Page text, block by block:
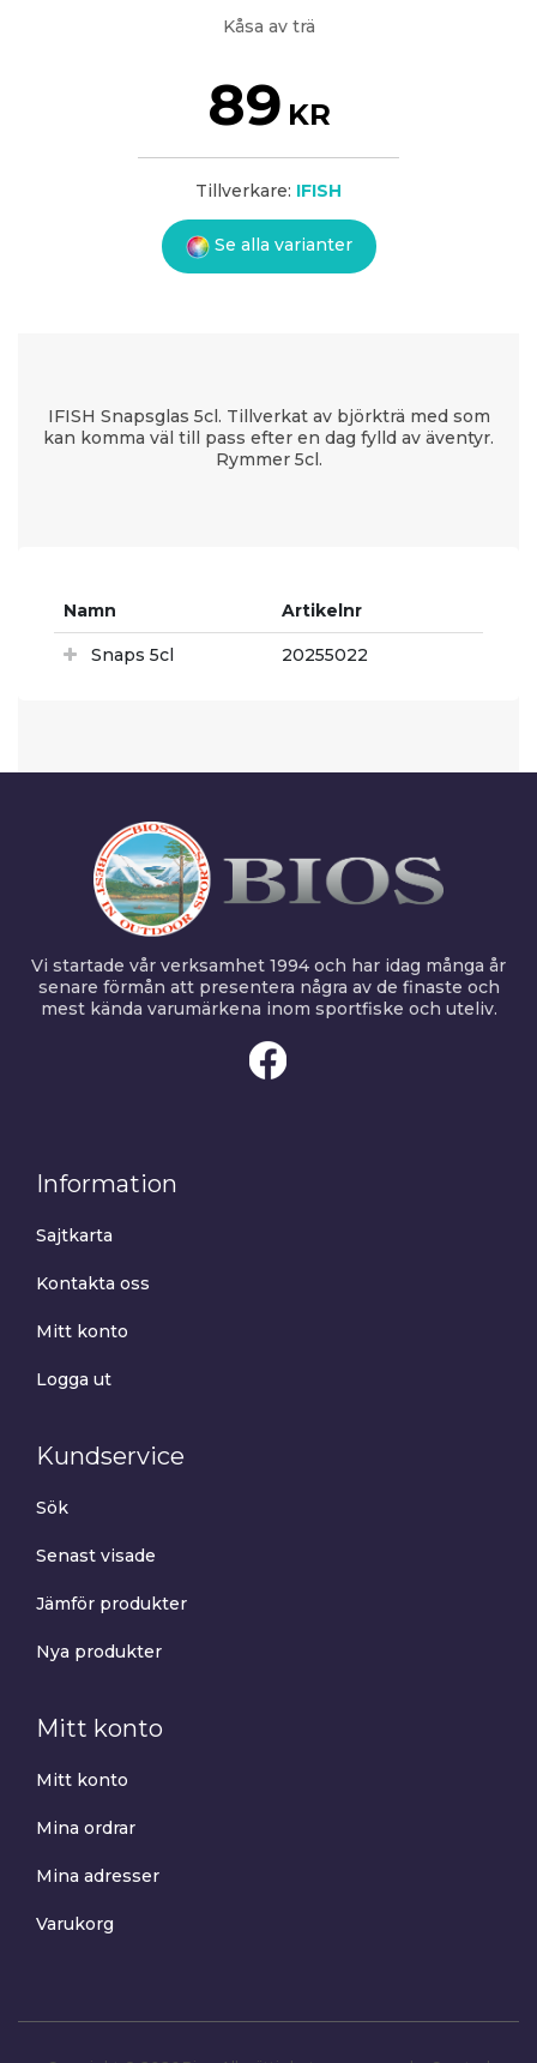
Kåsa av trä
89 KR
Tillverkare: IFISH
Se alla varianter
IFISH Snapsglas 5cl. Tillverkat av björkträ med som
kan komma väl till pass efter en dag fylld av äventyr.
Rymmer 5cl.
Namn Artikelnr
Snaps 5cl 20255022
Vi startade vår verksamhet 1994 och har idag många år
senare förmån att presentera några av de finaste och
mest kända varumärkena inom sportfiske och uteliv.
Information
Sajtkarta
Kontakta oss
Mitt konto
Logga ut
Kundservice
Sök
Senast visade
Jämför produkter
Nya produkter
Mitt konto
Mitt konto
Mina ordrar
Mina adresser
Varukorg